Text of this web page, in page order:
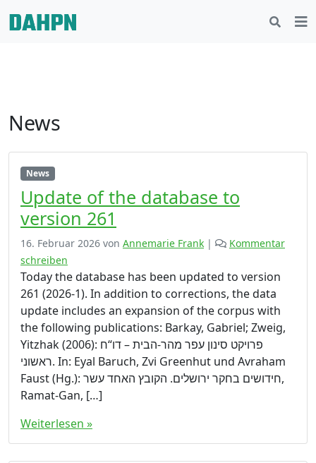
News
News
Update of the database to
version 261
16. Februar 2026 von Annemarie Frank |
Kommentar
schreiben
Today the database has been updated to version
261 (2026-1). In addition to corrections, the data
update includes an expansion of the corpus with
the following publications: Barkay, Gabriel; Zweig,
Yitzhak (2006): ‏פרויקט סינון עפר מהר-הבית – דו“ח
ראשוני. In: Eyal Baruch, Zvi Greenhut und Avraham
Faust (Hg.): חידושים בחקר ירושלים. הקובץ האחד עשר,
Ramat-Gan, […]
Weiterlesen »